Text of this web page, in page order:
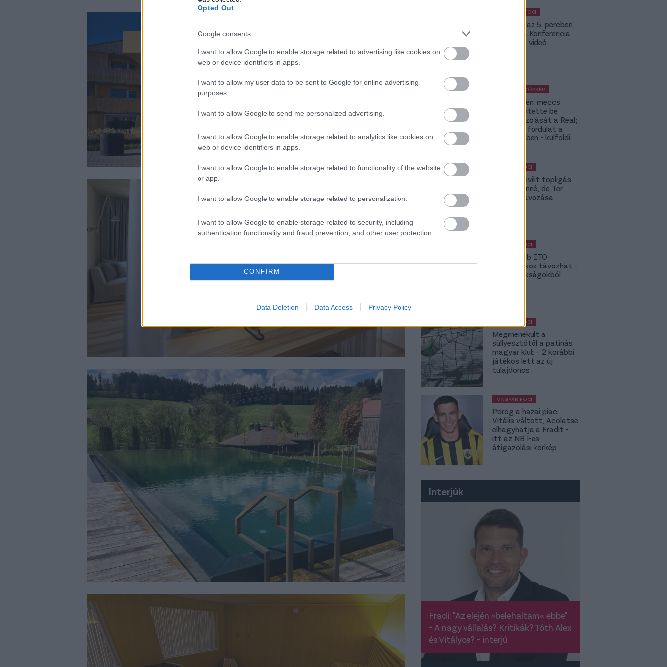
Opted Out
Google consents
I want to allow Google to enable storage related to advertising like cookies on
web or device identifiers in apps.
I want to allow my user data to be sent to Google for online advertising
purposes.
I want to allow Google to send me personalized advertising.
I want to allow Google to enable storage related to analytics like cookies on
web or device identifiers in apps.
I want to allow Google to enable storage related to functionality of the website
or app.
I want to allow Google to enable storage related to personalization.
I want to allow Google to enable storage related to security, including
authentication functionality and fraud prevention, and other user protection.
CONFIRM
Data Deletion Data Access Privacy Policy
KÜLFÖLDI FOCI
Bolla már az 5. percben
betalált a Konferencia
Ligában – videó
KÜLFÖLDI KÖRKÉP
A Fradi elleni meccs
előtt jelentette be
rekordigazolását a Real;
hatalmas fordulat a
Rodri-ügyben - külföldi
MAGYAR FOCI
Yaakobishvilit topligás
csapat vinné, de Ter
Stegen távozása
MAGYAR FOCI
NB I: Újabb ETO-
kulcsjátékos távozhat -
topbajnokságokból
MAGYAR FOCI
Megmenekült a
süllyesztőtől a patinás
magyar klub - 2 korábbi
játékos lett az új
tulajdonos
MAGYAR FOCI
Pörög a hazai piac:
Vitális váltott, Acolatse
elhagyhatja a Fradit -
itt az NB I-es
átigazolási körkép
Interjúk
Fradi: "Az elején »belehaltam« ebbe"
- A nagy vállalás? Kritikák? Tóth Alex
és Vitályos? - interjú